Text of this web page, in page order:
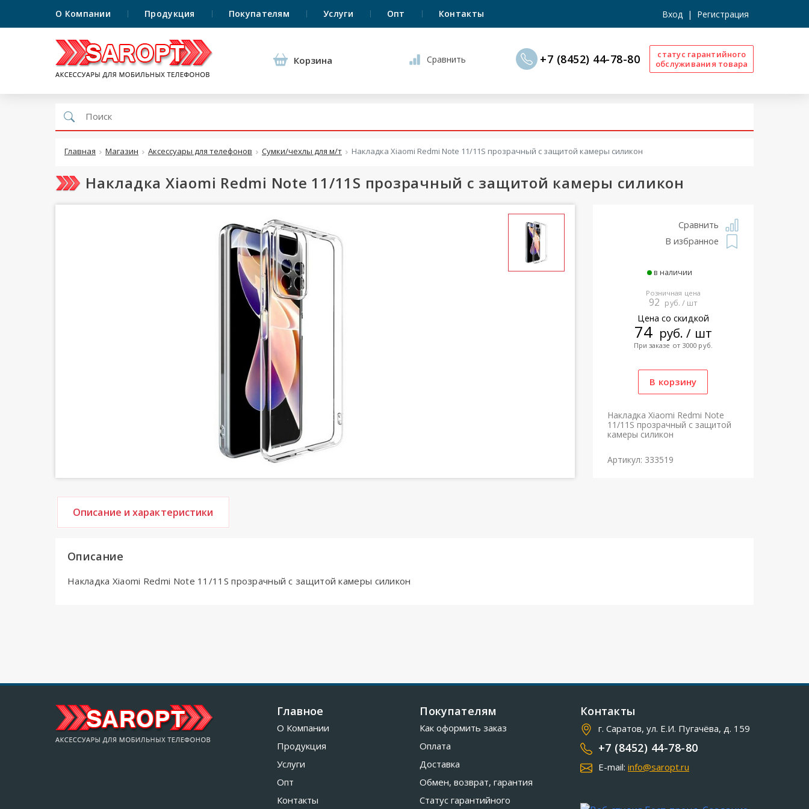
О Компании Продукция Покупателям Услуги Опт Контакты Вход | Регистрация
Корзина Сравнить +7 (8452) 44-78-80
статус гарантийного
обслуживания товара
Главная Магазин Аксессуары для телефонов Сумки/чехлы для м/т Накладка Xiaomi Redmi Note 11/11S прозрачный с защитой камеры силикон
Накладка Xiaomi Redmi Note 11/11S прозрачный с защитой камеры силикон
Сравнить
В избранное
в наличии
Розничная цена
92 руб. / шт
Цена со скидкой
74 руб. / шт
При заказе от 3000 руб.
Накладка Xiaomi Redmi Note
11/11S прозрачный с защитой
камеры силикон
Артикул: 333519
Описание и характеристики
Описание
Накладка Xiaomi Redmi Note 11/11S прозрачный с защитой камеры силикон
Главное
О Компании
Продукция
Услуги
Опт
Контакты
Покупателям
Как оформить заказ
Оплата
Доставка
Обмен, возврат, гарантия
Статус гарантийного
Контакты
г. Саратов, ул. Е.И. Пугачёва, д. 159
+7 (8452) 44-78-80
E-mail: info@saropt.ru